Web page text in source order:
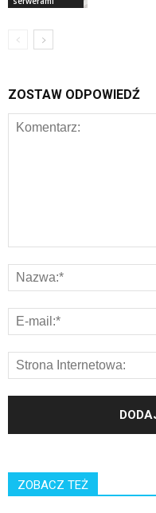
ZOSTAW ODPOWIEDŹ
ZOBACZ TEŻ